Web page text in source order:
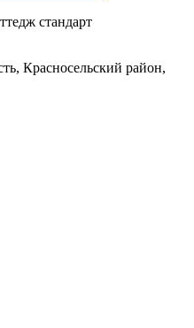
стандарт
Красносельский район,